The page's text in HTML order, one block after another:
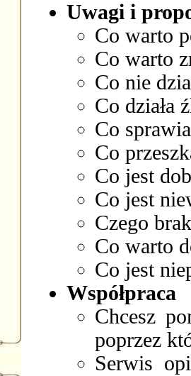
Uwagi i
Co warto
Co warto
Co nie
Co działa
Co
Co
Co jest
Co jest
Czego
Co warto
Co jest
Współpraca
Chcesz
poprzez
Serwis